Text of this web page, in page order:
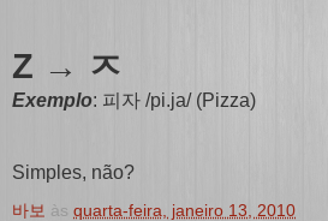
Z → ㅈ
Exemplo: 피자 /pi.ja/ (Pizza)
Simples, não?
바보 às quarta-feira, janeiro 13, 2010